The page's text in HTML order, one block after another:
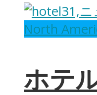
North
ホテ